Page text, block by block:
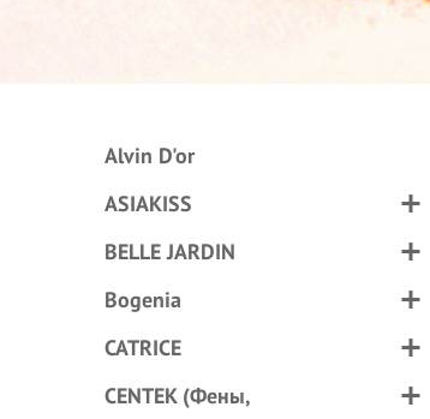
Alvin D'or
ASIAKISS
BELLE JARDIN
Bogenia
CATRICE
CENTEK (Фены,